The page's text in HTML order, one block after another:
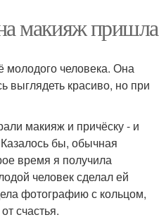
макияж пришла
молодого человека. Она
выглядеть красиво, но при
макияж и причёску - и
бы, обычная
время я получила
человек сделал ей
фотографию с кольцом,
счастья.